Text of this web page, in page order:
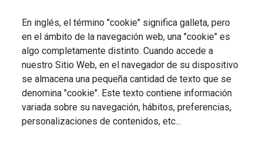
En inglés, el término "cookie" significa galleta, pero
en el ámbito de la navegación web, una "cookie" es
algo completamente distinto. Cuando accede a
nuestro Sitio Web, en el navegador de su dispositivo
se almacena una pequeña cantidad de texto que se
denomina "cookie". Este texto contiene información
variada sobre su navegación, hábitos, preferencias,
personalizaciones de contenidos, etc...